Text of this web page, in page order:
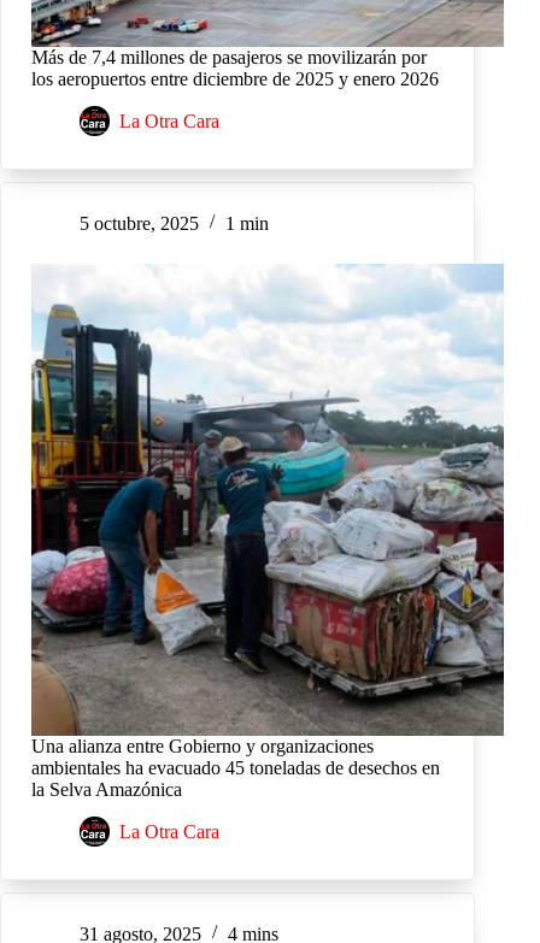
Más de 7,4 millones de pasajeros se movilizarán por
los aeropuertos entre diciembre de 2025 y enero 2026
La Otra Cara
5 octubre, 2025 1 min
Una alianza entre Gobierno y organizaciones
ambientales ha evacuado 45 toneladas de desechos en
la Selva Amazónica
La Otra Cara
31 agosto, 2025 4 mins